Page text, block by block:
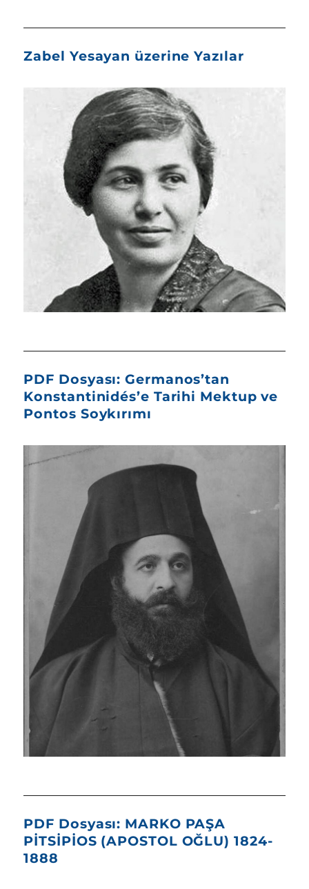
Zabel Yesayan üzerine Yazılar
PDF Dosyası: Germanos’tan
Konstantinidés’e Tarihi Mektup ve
Pontos Soykırımı
PDF Dosyası: MARKO PAŞA
PİTSİPİOS (APOSTOL OĞLU) 1824-
1888